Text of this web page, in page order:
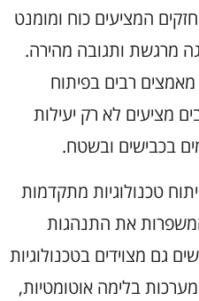
המציעים כוח ומומנט
מרגשת ותגובה מהירה.
רבים בפיתוח
מציעים לא רק יעילות
בכבישים ובשטח.
טכנולוגיות מתקדמות
את התנהגות
גם מצוידים בטכנולוגיות
בלימה אוטומטיות,